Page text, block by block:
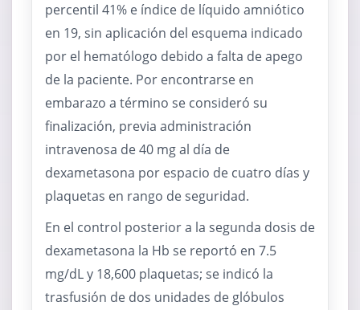
percentil 41% e índice de líquido amniótico
en 19, sin aplicación del esquema indicado
por el hematólogo debido a falta de apego
de la paciente. Por encontrarse en
embarazo a término se consideró su
finalización, previa administración
intravenosa de 40 mg al día de
dexametasona por espacio de cuatro días y
plaquetas en rango de seguridad.
En el control posterior a la segunda dosis de
dexametasona la Hb se reportó en 7.5
mg/dL y 18,600 plaquetas; se indicó la
trasfusión de dos unidades de glóbulos